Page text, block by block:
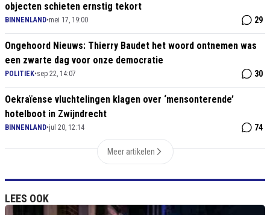
objecten schieten ernstig tekort
BINNENLAND•mei 17, 19:00 29
Ongehoord Nieuws: Thierry Baudet het woord ontnemen was
een zwarte dag voor onze democratie
POLITIEK•sep 22, 14:07 30
Oekraïense vluchtelingen klagen over ‘mensonterende’
hotelboot in Zwijndrecht
BINNENLAND•jul 20, 12:14 74
Meer artikelen
LEES OOK